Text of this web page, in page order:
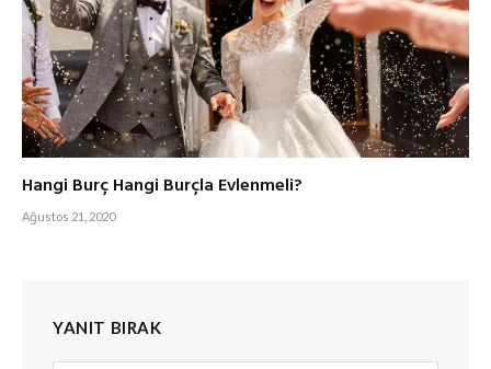
Hangi Burç Hangi Burçla Evlenmeli?
Ağustos 21, 2020
YANIT BIRAK